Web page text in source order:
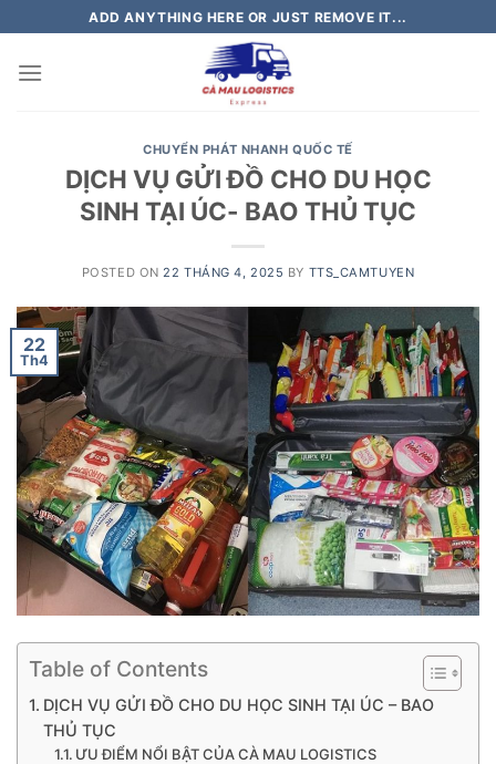
to
content
ADD ANYTHING HERE OR JUST REMOVE IT...
CHUYỂN PHÁT NHANH QUỐC TẾ
DỊCH VỤ GỬI ĐỒ CHO DU HỌC
SINH TẠI ÚC- BAO THỦ TỤC
POSTED ON 22 THÁNG 4, 2025 BY TTS_CAMTUYEN
22
Th4
Table of Contents
DỊCH VỤ GỬI ĐỒ CHO DU HỌC SINH TẠI ÚC – BAO
THỦ TỤC
ƯU ĐIỂM NỔI BẬT CỦA CÀ MAU LOGISTICS